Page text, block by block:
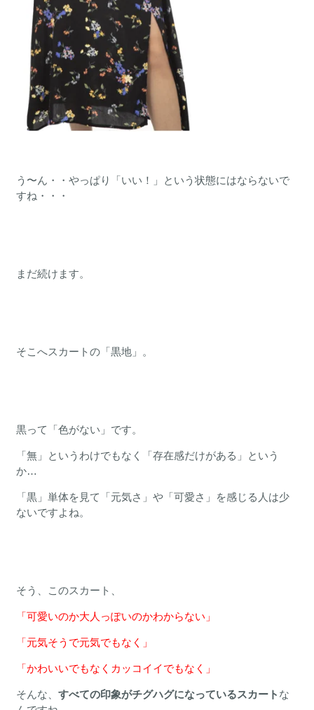
う〜ん・・やっぱり「いい！」という状態にはならないで
すね・・・
まだ続けます。
そこへスカートの「黒地」。
黒って「色がない」です。
「無」というわけでもなく「存在感だけがある」という
か…
「黒」単体を見て「元気さ」や「可愛さ」を感じる人は少
ないですよね。
そう、このスカート、
「可愛いのか大人っぽいのかわからない」
「元気そうで元気でもなく」
「かわいいでもなくカッコイイでもなく」
そんな、 すべての印象がチグハグになっているスカート な